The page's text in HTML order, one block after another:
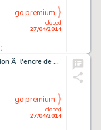
closed
27/04/2014
go premium
Spirou et Fantasio, illustration Ã l'encre de Chi…
closed
27/04/2014
go premium